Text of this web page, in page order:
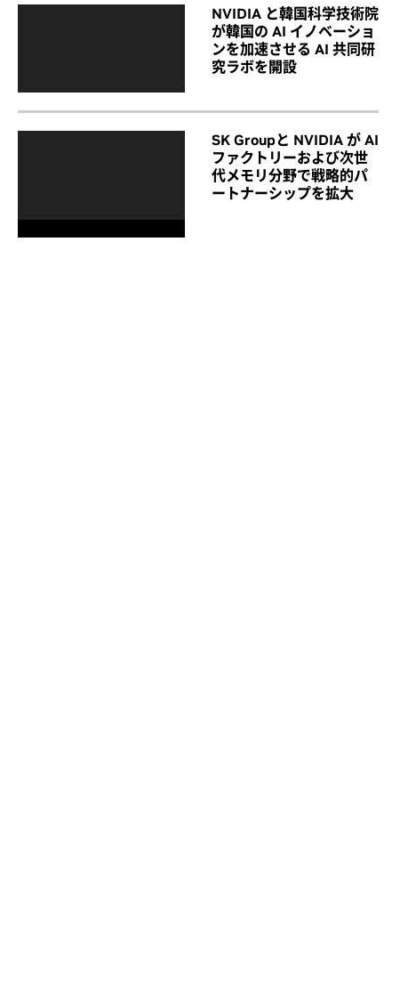
NVIDIA と韓国科学技術院
が韓国の AI イノベーショ
ンを加速させる AI 共同研
究ラボを開設
SK Groupと NVIDIA が AI
ファクトリーおよび次世
代メモリ分野で戦略的パ
ートナーシップを拡大